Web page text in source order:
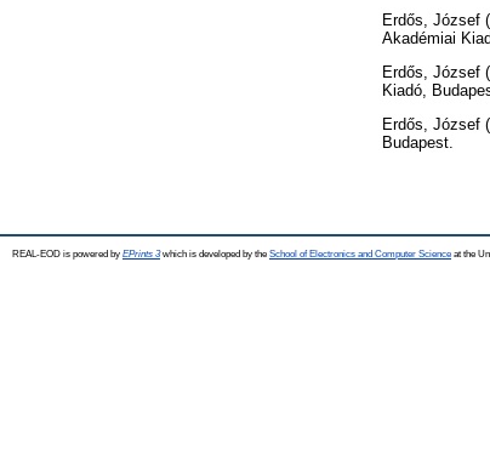
Erdős, József
Akadémiai
Erdős, József
Kiadó,
Erdős, József
Budapest.
REAL-EOD is powered by EPrints 3which is developed by the School of Electronics and Computer Science at the